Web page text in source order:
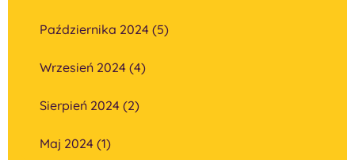
Października 2024 (5)
Wrzesień 2024 (4)
Sierpień 2024 (2)
Maj 2024 (1)